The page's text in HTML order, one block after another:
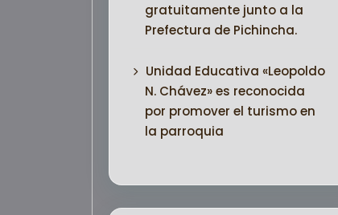
gratuitamente junto a la
Prefectura de Pichincha.
Unidad Educativa «Leopoldo
N. Chávez» es reconocida
por promover el turismo en
la parroquia